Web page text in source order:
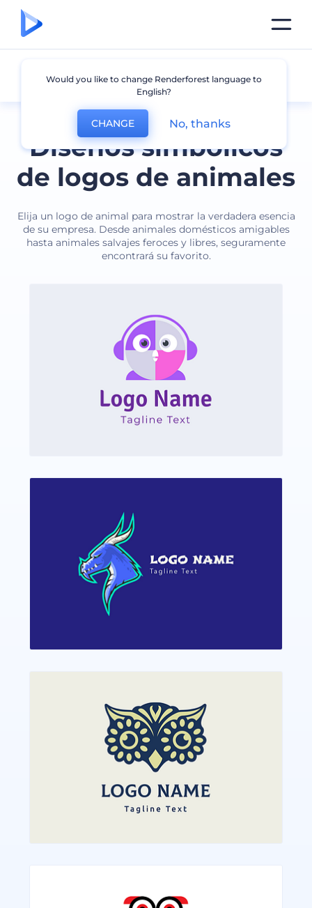
Diseños simbólicos
de logos de animales
Elija un logo de animal para mostrar la verdadera esencia
de su empresa. Desde animales domésticos amigables
hasta animales salvajes feroces y libres, seguramente
encontrará su favorito.
Animales
Would you like to change Renderforest language to
English?
CHANGE No, thanks